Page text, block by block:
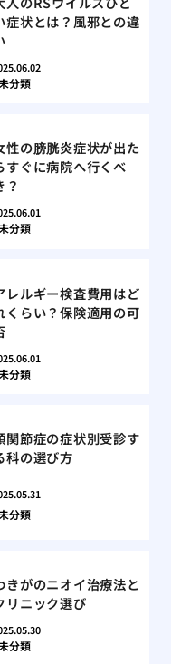
症状とは？風邪との違
分類
性の膀胱炎症状が出た
すぐに病院へ行くべ
？
分類
レルギー検査費用はど
くらい？保険適用の可
分類
関節症の症状別受診す
科の選び方
分類
きがのニオイ治療法と
リニック選び
分類